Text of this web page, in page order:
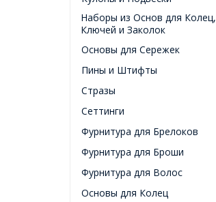
Наборы из Основ для Колец,
Ключей и Заколок
Основы для Сережек
Пины и Штифты
Стразы
Сеттинги
Фурнитура для Брелоков
Фурнитура для Броши
Фурнитура для Волос
Основы для Колец